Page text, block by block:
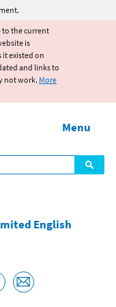
to the current
is
it existed on
and links to
not work. More
Menu
English